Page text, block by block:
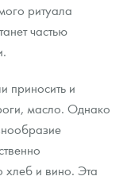
ритуала
частью
приносить и
масло. Однако
хлеб и вино. Эта